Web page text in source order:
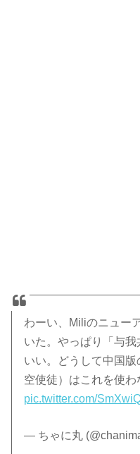
わーい、Miliのニュー
いた。やっぱり「与
いい。どうして中国
空使徒）はこれを使わ
pic.twitter.com/
— ちゃに丸